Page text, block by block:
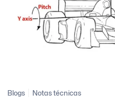
Blogs Notas técnicas